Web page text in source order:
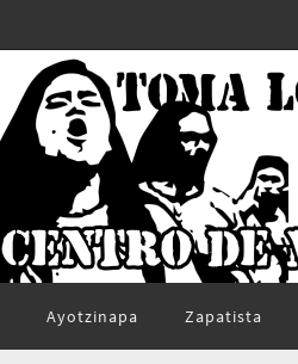
Ayotzinapa Zapatista